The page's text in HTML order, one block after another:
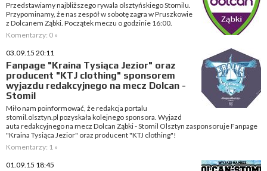
Przedstawiamy najbliższego rywala olsztyńskiego Stomilu.
Przypominamy, że nas zespół w sobotę zagra w Pruszkowie
z Dolcanem Ząbki. Początek meczu o godzinie 16:00.
Komentarzy: 0 »
03.09.15 20:11
Fanpage "Kraina Tysiąca Jezior" oraz
producent "KTJ clothing" sponsorem
wyjazdu redakcyjnego na mecz Dolcan -
Stomil
Miło nam poinformować, że redakcja portalu
stomil.olsztyn.pl pozyskała kolejnego sponsora. Wyjazd
auta redakcyjnego na mecz Dolcan Ząbki - Stomil Olsztyn zasponsoruje Fanpage
"Kraina Tysiąca Jezior" oraz producent "KTJ clothing"!
Komentarzy: 1 »
01.09.15 18:45